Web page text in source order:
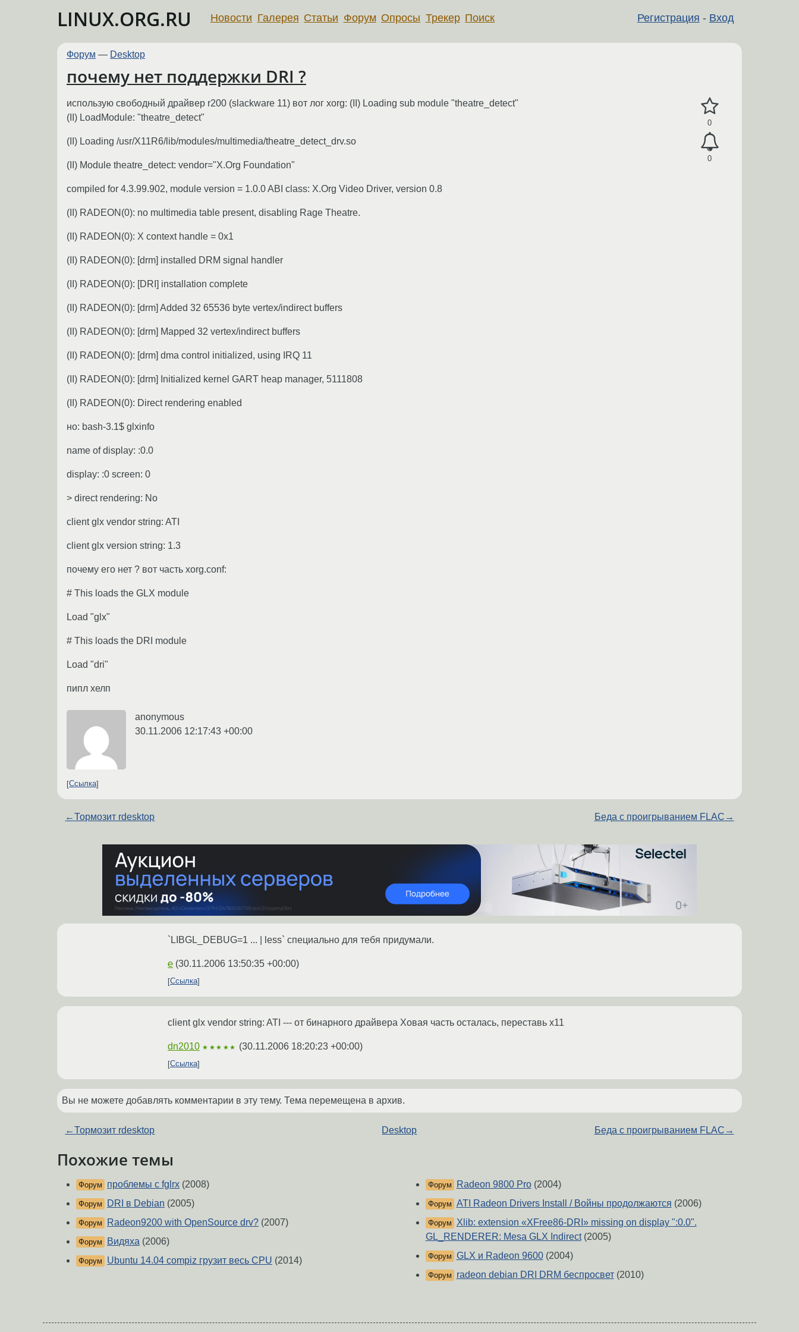
LINUX.ORG.RU Регистрация - Вход
Новости Галерея Статьи Форум Опросы Трекер Поиск
Форум — Desktop
почему нет поддержки DRI ?
0
0
использую свободный драйвер r200 (slackware 11) вот лог xorg: (II) Loading sub module "theatre_detect"
(II) LoadModule: "theatre_detect"
(II) Loading /usr/X11R6/lib/modules/multimedia/theatre_detect_drv.so
(II) Module theatre_detect: vendor="X.Org Foundation"
compiled for 4.3.99.902, module version = 1.0.0 ABI class: X.Org Video Driver, version 0.8
(II) RADEON(0): no multimedia table present, disabling Rage Theatre.
(II) RADEON(0): X context handle = 0x1
(II) RADEON(0): [drm] installed DRM signal handler
(II) RADEON(0): [DRI] installation complete
(II) RADEON(0): [drm] Added 32 65536 byte vertex/indirect buffers
(II) RADEON(0): [drm] Mapped 32 vertex/indirect buffers
(II) RADEON(0): [drm] dma control initialized, using IRQ 11
(II) RADEON(0): [drm] Initialized kernel GART heap manager, 5111808
(II) RADEON(0): Direct rendering enabled
но: bash-3.1$ glxinfo
name of display: :0.0
display: :0 screen: 0
> direct rendering: No
client glx vendor string: ATI
client glx version string: 1.3
почему его нет ? вот часть xorg.conf:
# This loads the GLX module
Load "glx"
# This loads the DRI module
Load "dri"
пипл хелп
anonymous
30.11.2006 12:17:43 +00:00
Ссылка
←Тормозит rdesktop Беда с проигрыванием FLAC →
`LIBGL_DEBUG=1 ... | less` специально для тебя придумали.
e (30.11.2006 13:50:35 +00:00)
Ссылка
client glx vendor string: ATI --- от бинарного драйвера Xовая часть осталась, переставь x11
dn2010 ★★★★★ (30.11.2006 18:20:23 +00:00)
Ссылка
Вы не можете добавлять комментарии в эту тему. Тема перемещена в архив.
←Тормозит rdesktop Desktop Беда с проигрыванием FLAC →
Похожие темы
Форум проблемы с fglrx (2008)
Форум DRI в Debian (2005)
Форум Radeon9200 with OpenSource drv? (2007)
Форум Видяха (2006)
Форум Ubuntu 14.04 compiz грузит весь CPU (2014)
Форум Radeon 9800 Pro(2004)
Форум ATI Radeon Drivers Install / Войны продолжаются (2006)
Форум Xlib: extension «XFree86-DRI» missing on display ":0.0".
GL_RENDERER: Mesa GLX Indirect(2005)
Форум GLX и Radeon 9600(2004)
Форум radeon debian DRI DRM беспросвет(2010)